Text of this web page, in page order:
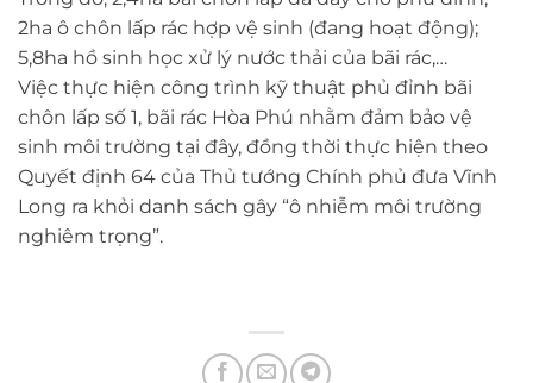
2ha ô chôn lấp rác hợp vệ sinh (đang hoạt động);
5,8ha hồ sinh học xử lý nước thải của bãi rác,…
Việc thực hiện công trình kỹ thuật phủ đỉnh bãi
chôn lấp số 1, bãi rác Hòa Phú nhằm đảm bảo vệ
sinh môi trường tại đây, đồng thời thực hiện theo
Quyết định 64 của Thủ tướng Chính phủ đưa Vĩnh
Long ra khỏi danh sách gây “ô nhiễm môi trường
nghiêm trọng”.